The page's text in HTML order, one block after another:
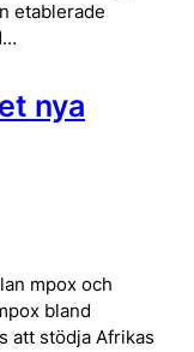
etablerade
nya
mpox och
bland
att stödja Afrikas